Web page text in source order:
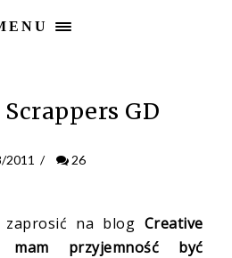
GD
2011 / 26
zaprosić na blog Creative
mam przyjemność być